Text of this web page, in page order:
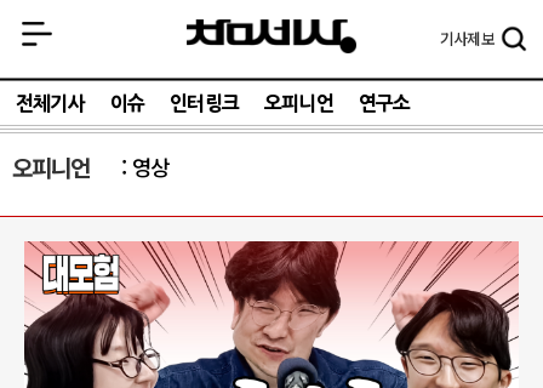
기사제보
전체기사 이슈 인터링크 오피니언 연구소
오피니언 영상